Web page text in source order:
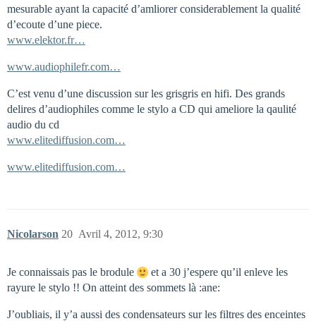
mesurable ayant la capacité d’amliorer considerablement la qualité
d’ecoute d’une piece.
www.elektor.fr…
www.audiophilefr.com…
C’est venu d’une discussion sur les grisgris en hifi. Des grands
delires d’audiophiles comme le stylo a CD qui ameliore la qaulité
audio du cd
www.elitediffusion.com…
www.elitediffusion.com…
Nicolarson Avril 4, 2012, 9:30
20
Je connaissais pas le brodule
et a 30 j’espere qu’il enleve les
rayure le stylo !! On atteint des sommets là :ane:
J’oubliais, il y’a aussi des condensateurs sur les filtres des enceintes